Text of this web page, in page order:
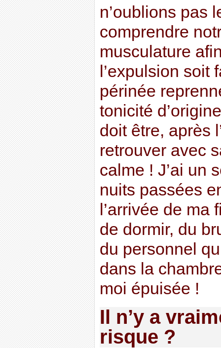
n’oublions pas
comprendre
musculature
l’expulsion soit
périnée
tonicité
doit être, après
retrouver avec
calme ! J’ai un
nuits passées
l’arrivée de
de dormir, du
du personnel
dans la
moi épuisée !
Il n’y a
risque ?